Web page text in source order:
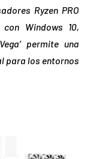
Ryzen PRO
Windows 10,
permite una
para los entornos